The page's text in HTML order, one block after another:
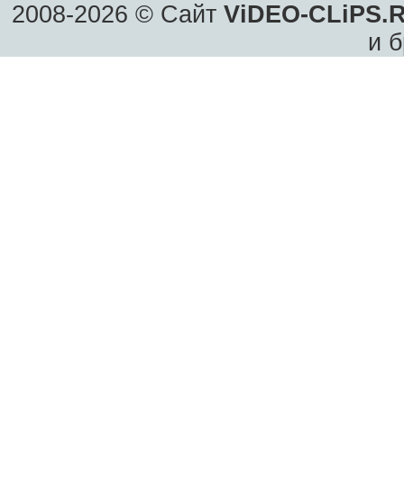
2008-2026 © Сайт ViDEO-
и